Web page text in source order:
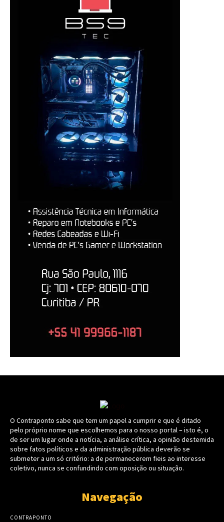
O Contraponto sabe que tem um papel a cumprir e que é ditado
pelo próprio nome que escolhemos para o nosso portal – isto é, o
de ser um lugar onde a notícia, a análise crítica, a opinião destemida
sobre fatos políticos e da administração pública deverão se
submeter a um só critério: a de permanecerem fieis ao interesse
coletivo, nunca se confundindo com oposição ou situação.
Navegação
CONTRAPONTO